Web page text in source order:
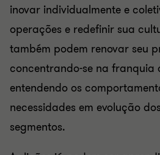
inovar individualmente e
operações e redefinir sua
também podem renovar seu
concentrando-se na franquia
entendendo os
necessidades em evolução
segmentos.